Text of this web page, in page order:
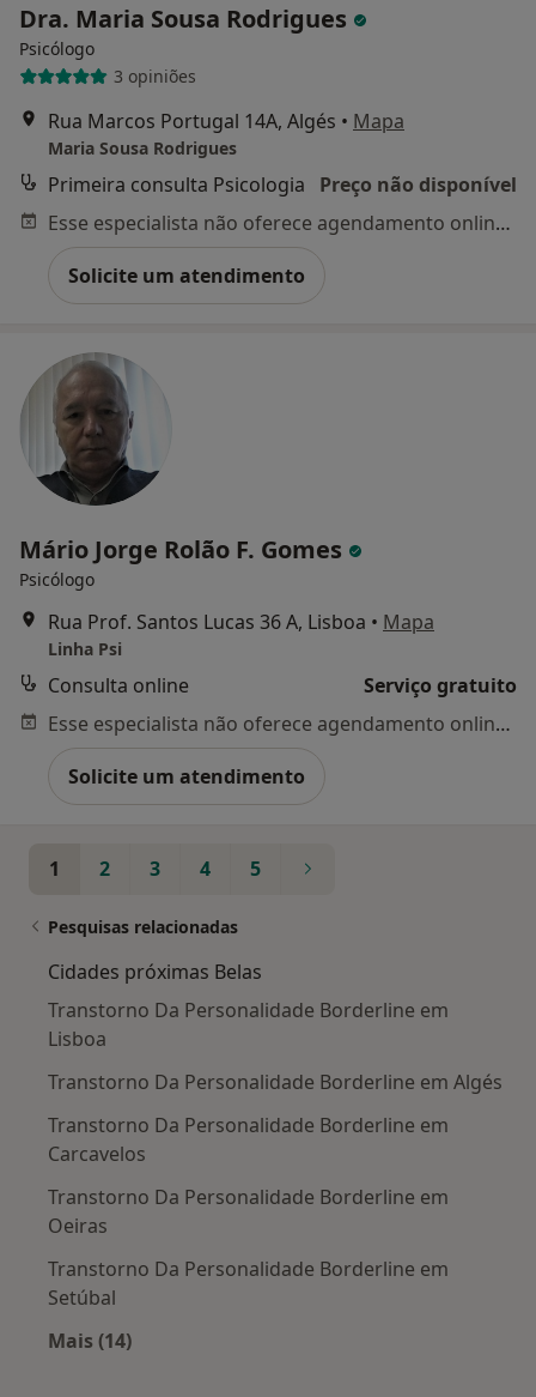
Dra. Maria Sousa Rodrigues
Psicólogo
3 opiniões
Rua Marcos Portugal 14A, Algés • Mapa
Maria Sousa Rodrigues
Primeira consulta Psicologia
Preço não disponível
Esse especialista não oferece agendamento online para esse endereço.
Solicite um atendimento
Mário Jorge Rolão F. Gomes
Psicólogo
Rua Prof. Santos Lucas 36 A, Lisboa • Mapa
Linha Psi
Consulta online
Serviço gratuito
Esse especialista não oferece agendamento online para esse endereço.
Solicite um atendimento
1 2 3 4 5
Pesquisas relacionadas
Cidades próximas Belas
Transtorno Da Personalidade Borderline em
Lisboa
Transtorno Da Personalidade Borderline em Algés
Transtorno Da Personalidade Borderline em
Carcavelos
Transtorno Da Personalidade Borderline em
Oeiras
Transtorno Da Personalidade Borderline em
Setúbal
Mais (14)